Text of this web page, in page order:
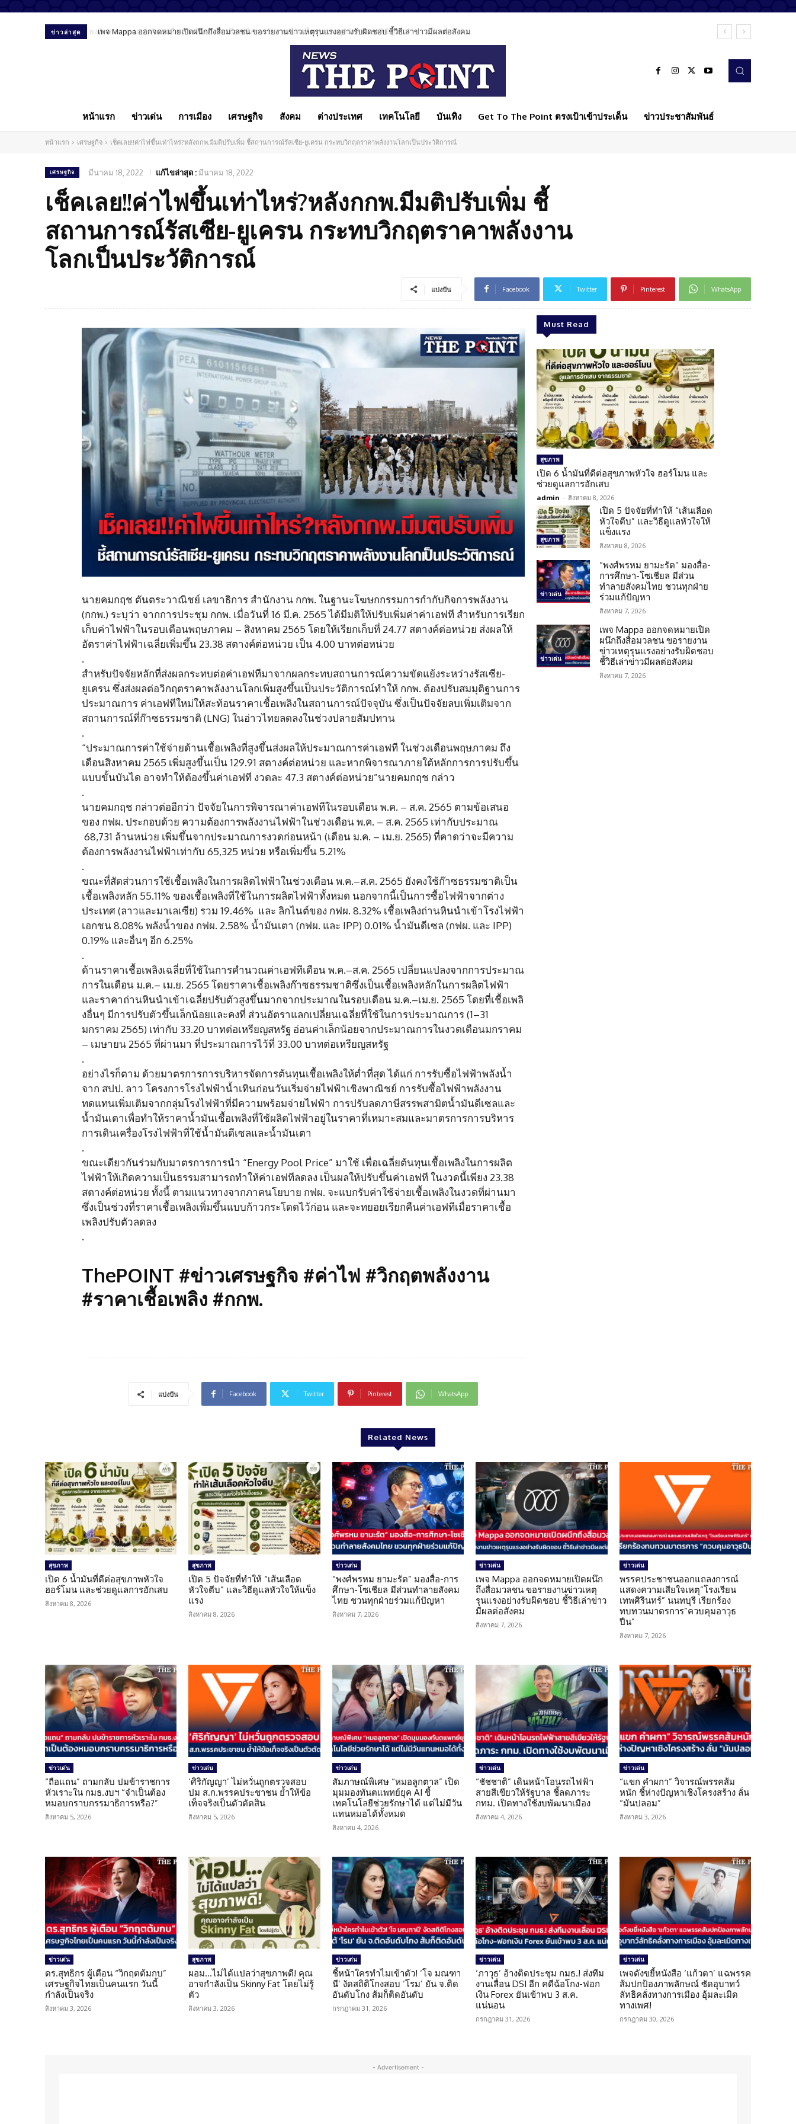
ข่าวล่าสุด เพจ Mappa ออกจดหมายเปิดผนึกถึงสื่อมวลชน ขอรายงานข่าวเหตุรุนแรงอย่างรับผิดชอบ ชี้วิธีเล่าข่าวมีผลต่อสังคม
หน้าแรก ข่าวเด่น การเมือง เศรษฐกิจ สังคม ต่างประเทศ เทคโนโลยี บันเทิง Get To The Point ตรงเป้าเข้าประเด็น ข่าวประชาสัมพันธ์
หน้าแรก เศรษฐกิจ เช็คเลย!!ค่าไฟขึ้นเท่าไหร่?หลังกกพ.มีมติปรับเพิ่ม ชี้สถานการณ์รัสเซีย-ยูเครน กระทบวิกฤตราคาพลังงานโลกเป็นประวัติการณ์
เศรษฐกิจ มีนาคม 18, 2022 แก้ไขล่าสุด : มีนาคม 18, 2022
เช็คเลย!!ค่าไฟขึ้นเท่าไหร่?หลังกกพ.มีมติปรับเพิ่ม ชี้
สถานการณ์รัสเซีย-ยูเครน กระทบวิกฤตราคาพลังงาน
โลกเป็นประวัติการณ์
แบ่งปัน Facebook Twitter Pinterest WhatsApp
นายคมกฤช ตันตระวาณิชย์ เลขาธิการ สำนักงาน กกพ. ในฐานะโฆษกกรรมการกำกับกิจการพลังงาน
(กกพ.) ระบุว่า จากการประชุม กกพ. เมื่อวันที่ 16 มี.ค. 2565 ได้มีมติให้ปรับเพิ่มค่าค่าเอฟที สำหรับการเรียก
เก็บค่าไฟฟ้าในรอบเดือนพฤษภาคม – สิงหาคม 2565 โดยให้เรียกเก็บที่ 24.77 สตางค์ต่อหน่วย ส่งผลให้
อัตราค่าไฟฟ้าเฉลี่ยเพิ่มขึ้น 23.38 สตางค์ต่อหน่วย เป็น 4.00 บาทต่อหน่วย
.
สำหรับปัจจัยหลักที่ส่งผลกระทบต่อค่าเอฟทีมาจากผลกระทบสถานการณ์ความขัดแย้งระหว่างรัสเซีย-
ยูเครน ซึ่งส่งผลต่อวิกฤตราคาพลังงานโลกเพิ่มสูงขึ้นเป็นประวัติการณ์ทำให้ กกพ. ต้องปรับสมมุติฐานการ
ประมาณการ ค่าเอฟทีใหม่ให้สะท้อนราคาเชื้อเพลิงในสถานการณ์ปัจจุบัน ซึ่งเป็นปัจจัยลบเพิ่มเติมจาก
สถานการณ์ที่ก๊าซธรรมชาติ (LNG) ในอ่าวไทยลดลงในช่วงปลายสัมปทาน
.
“ประมาณการค่าใช้จ่ายด้านเชื้อเพลิงที่สูงขึ้นส่งผลให้ประมาณการค่าเอฟที ในช่วงเดือนพฤษภาคม ถึง
เดือนสิงหาคม 2565 เพิ่มสูงขึ้นเป็น 129.91 สตางค์ต่อหน่วย และหากพิจารณาภายใต้หลักการการปรับขึ้น
แบบขั้นบันได อาจทำให้ต้องขึ้นค่าเอฟที งวดละ 47.3 สตางค์ต่อหน่วย”นายคมกฤช กล่าว
.
นายคมกฤช กล่าวต่ออีกว่า ปัจจัยในการพิจารณาค่าเอฟทีในรอบเดือน พ.ค. – ส.ค. 2565 ตามข้อเสนอ
ของ กฟผ. ประกอบด้วย ความต้องการพลังงานไฟฟ้าในช่วงเดือน พ.ค. – ส.ค. 2565 เท่ากับประมาณ
68,731 ล้านหน่วย เพิ่มขึ้นจากประมาณการงวดก่อนหน้า (เดือน ม.ค. – เม.ย. 2565) ที่คาดว่าจะมีความ
ต้องการพลังงานไฟฟ้าเท่ากับ 65,325 หน่วย หรือเพิ่มขึ้น 5.21%
.
ขณะที่สัดส่วนการใช้เชื้อเพลิงในการผลิตไฟฟ้าในช่วงเดือน พ.ค.–ส.ค. 2565 ยังคงใช้ก๊าซธรรมชาติเป็น
เชื้อเพลิงหลัก 55.11% ของเชื้อเพลิงที่ใช้ในการผลิตไฟฟ้าทั้งหมด นอกจากนี้เป็นการซื้อไฟฟ้าจากต่าง
ประเทศ (ลาวและมาเลเซีย) รวม 19.46% และ ลิกไนต์ของ กฟผ. 8.32% เชื้อเพลิงถ่านหินนำเข้าโรงไฟฟ้า
เอกชน 8.08% พลังน้ำของ กฟผ. 2.58% น้ำมันเตา (กฟผ. และ IPP) 0.01% น้ำมันดีเซล (กฟผ. และ IPP)
0.19% และอื่นๆ อีก 6.25%
.
ด้านราคาเชื้อเพลิงเฉลี่ยที่ใช้ในการคำนวณค่าเอฟทีเดือน พ.ค.–ส.ค. 2565 เปลี่ยนแปลงจากการประมาณ
การในเดือน ม.ค.– เม.ย. 2565 โดยราคาเชื้อเพลิงก๊าซธรรมชาติซึ่งเป็นเชื้อเพลิงหลักในการผลิตไฟฟ้า
และราคาถ่านหินนำเข้าเฉลี่ยปรับตัวสูงขึ้นมากจากประมาณในรอบเดือน ม.ค.–เม.ย. 2565 โดยที่เชื้อเพลิ
งอื่นๆ มีการปรับตัวขึ้นเล็กน้อยและคงที่ ส่วนอัตราแลกเปลี่ยนเฉลี่ยที่ใช้ในการประมาณการ (1–31
มกราคม 2565) เท่ากับ 33.20 บาทต่อเหรียญสหรัฐ อ่อนค่าเล็กน้อยจากประมาณการในงวดเดือนมกราคม
– เมษายน 2565 ที่ผ่านมา ที่ประมาณการไว้ที่ 33.00 บาทต่อเหรียญสหรัฐ
.
อย่างไรก็ตาม ด้วยมาตรการการบริหารจัดการต้นทุนเชื้อเพลิงให้ต่ำที่สุด ได้แก่ การรับซื้อไฟฟ้าพลังน้ำ
จาก สปป. ลาว โครงการโรงไฟฟ้าน้ำเทินก่อนวันเริ่มจ่ายไฟฟ้าเชิงพาณิชย์ การรับซื้อไฟฟ้าพลังงาน
ทดแทนเพิ่มเติมจากกลุ่มโรงไฟฟ้าที่มีความพร้อมจ่ายไฟฟ้า การปรับลดภาษีสรรพสามิตน้ำมันดีเซลและ
น้ำมันเตาเพื่อทำให้ราคาน้ำมันเชื้อเพลิงที่ใช้ผลิตไฟฟ้าอยู่ในราคาที่เหมาะสมและมาตรการการบริหาร
การเดินเครื่องโรงไฟฟ้าที่ใช้น้ำมันดีเซลและน้ำมันเตา
.
ขณะเดียวกันร่วมกับมาตรการการนำ “Energy Pool Price” มาใช้ เพื่อเฉลี่ยต้นทุนเชื้อเพลิงในการผลิต
ไฟฟ้าให้เกิดความเป็นธรรมสามารถทำให้ค่าเอฟทีลดลง เป็นผลให้ปรับขึ้นค่าเอฟที ในงวดนี้เพียง 23.38
สตางค์ต่อหน่วย ทั้งนี้ ตามแนวทางจากภาคนโยบาย กฟผ. จะแบกรับค่าใช้จ่ายเชื้อเพลิงในงวดที่ผ่านมา
ซึ่งเป็นช่วงที่ราคาเชื้อเพลิงเพิ่มขึ้นแบบก้าวกระโดดไว้ก่อน และจะทยอยเรียกคืนค่าเอฟทีเมื่อราคาเชื้อ
เพลิงปรับตัวลดลง
.
ThePOINT #ข่าวเศรษฐกิจ #ค่าไฟ #วิกฤตพลังงาน
#ราคาเชื้อเพลิง #กกพ.
แบ่งปัน Facebook Twitter Pinterest WhatsApp
Must Read
สุขภาพ
เปิด 6 น้ำมันที่ดีต่อสุขภาพหัวใจ ฮอร์โมน และ
ช่วยดูแลการอักเสบ
admin - สิงหาคม 8, 2026
สุขภาพ
เปิด 5 ปัจจัยที่ทำให้ “เส้นเลือด
หัวใจตีบ” และวิธีดูแลหัวใจให้
แข็งแรง
สิงหาคม 8, 2026
ข่าวเด่น
“พงศ์พรหม ยามะรัต” มองสื่อ-
การศึกษา-โซเชียล มีส่วน
ทำลายสังคมไทย ชวนทุกฝ่าย
ร่วมแก้ปัญหา
สิงหาคม 7, 2026
ข่าวเด่น
เพจ Mappa ออกจดหมายเปิด
ผนึกถึงสื่อมวลชน ขอรายงาน
ข่าวเหตุรุนแรงอย่างรับผิดชอบ
ชี้วิธีเล่าข่าวมีผลต่อสังคม
สิงหาคม 7, 2026
Related News
สุขภาพ
เปิด 6 น้ำมันที่ดีต่อสุขภาพหัวใจ
ฮอร์โมน และช่วยดูแลการอักเสบ
สิงหาคม 8, 2026
สุขภาพ
เปิด 5 ปัจจัยที่ทำให้ “เส้นเลือด
หัวใจตีบ” และวิธีดูแลหัวใจให้แข็ง
แรง
สิงหาคม 8, 2026
ข่าวเด่น
“พงศ์พรหม ยามะรัต” มองสื่อ-การ
ศึกษา-โซเชียล มีส่วนทำลายสังคม
ไทย ชวนทุกฝ่ายร่วมแก้ปัญหา
สิงหาคม 7, 2026
ข่าวเด่น
เพจ Mappa ออกจดหมายเปิดผนึก
ถึงสื่อมวลชน ขอรายงานข่าวเหตุ
รุนแรงอย่างรับผิดชอบ ชี้วิธีเล่าข่าว
มีผลต่อสังคม
สิงหาคม 7, 2026
ข่าวเด่น
พรรคประชาชนออกแถลงการณ์
แสดงความเสียใจเหตุ”โรงเรียน
เทพศิรินทร์” นนทบุรี เรียกร้อง
ทบทวนมาตรการ”ควบคุมอาวุธ
ปืน”
สิงหาคม 7, 2026
ข่าวเด่น
“ถือแถน” ถามกลับ ปมข้าราชการ
หัวเราะใน กมธ.งบฯ “จำเป็นต้อง
หมอบกราบกรรมาธิการหรือ?”
สิงหาคม 5, 2026
ข่าวเด่น
‘ศิริกัญญา’ ไม่หวั่นถูกตรวจสอบ
ปม ส.ก.พรรคประชาชน ย้ำให้ข้อ
เท็จจริงเป็นตัวตัดสิน
สิงหาคม 5, 2026
ข่าวเด่น
สัมภาษณ์พิเศษ “หมอลูกตาล” เปิด
มุมมองทันตแพทย์ยุค AI ชี้
เทคโนโลยีช่วยรักษาได้ แต่ไม่มีวัน
แทนหมอได้ทั้งหมด
สิงหาคม 4, 2026
ข่าวเด่น
“ชัชชาติ” เดินหน้าโอนรถไฟฟ้า
สายสีเขียวให้รัฐบาล ชี้ลดภาระ
กทม. เปิดทางใช้งบพัฒนาเมือง
สิงหาคม 4, 2026
ข่าวเด่น
“แขก คำผกา” วิจารณ์พรรคส้ม
หนัก ชี้ห่างปัญหาเชิงโครงสร้าง ลั่น
“มันปลอม”
สิงหาคม 3, 2026
ข่าวเด่น
ดร.สุทธิกร ผู้เตือน “วิกฤตต้มกบ”
เศรษฐกิจไทยเป็นคนแรก วันนี้
กำลังเป็นจริง
สิงหาคม 3, 2026
สุขภาพ
ผอม…ไม่ได้แปลว่าสุขภาพดี! คุณ
อาจกำลังเป็น Skinny Fat โดยไม่รู้
ตัว
สิงหาคม 3, 2026
ข่าวเด่น
ชี้หน้าใครทำไมเข้าตัว! ‘โจ มณฑา
นี’ งัดสถิติโกงสอบ ‘โรม’ ยัน จ.ติด
อันดับโกง ส้มก็ติดอันดับ
กรกฎาคม 31, 2026
ข่าวเด่น
‘ภาวุธ’ อ้างติดประชุม กมธ.! ส่งทีม
งานเลื่อน DSI อีก คดีฉ้อโกง-ฟอก
เงิน Forex ยันเข้าพบ 3 ส.ค.
แน่นอน
กรกฎาคม 31, 2026
ข่าวเด่น
เพจดังขยี้หนังสือ ‘แก้วตา’ แฉพรรค
ส้มปกป้องภาพลักษณ์ ซัดอุบาทว์
ลัทธิคลั่งทางการเมือง อุ้มละเมิด
ทางเพศ!
กรกฎาคม 30, 2026
- Advertisement -